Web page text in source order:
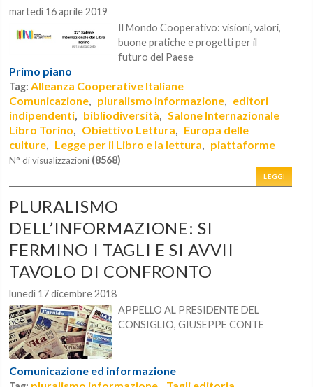
martedì 16 aprile 2019
Il Mondo Cooperativo: visioni, valori,
buone pratiche e progetti per il
futuro del Paese
Primo piano
Tag:Alleanza Cooperative Italiane
Comunicazione, pluralismo informazione, editori
indipendenti, bibliodiversità,Salone Internazionale
Libro Torino, Obiettivo Lettura, Europa delle
culture, Legge per il Libro e la lettura, piattaforme
N° di visualizzazioni (8568)
LEGGI
PLURALISMO
DELL’INFORMAZIONE: SI
FERMINO I TAGLI E SI AVVII
TAVOLO DI CONFRONTO
lunedì 17 dicembre 2018
APPELLO AL PRESIDENTE DEL
CONSIGLIO, GIUSEPPE CONTE
Comunicazione ed informazione